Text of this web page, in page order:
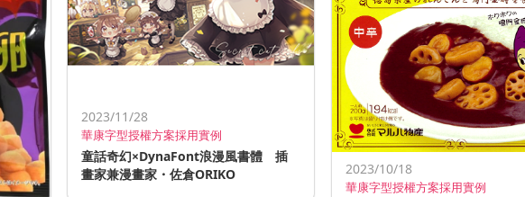
2023/11/28
華康字型授權方案採用實例
童話奇幻×DynaFont浪漫風書體 插
畫家兼漫畫家・佐倉ORIKO
2023/10/18
華康字型授權方案採用實例